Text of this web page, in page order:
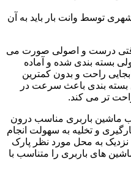
توسط وانت بار باید به آن
وقتی درست و اصولی صورت می
بسته بندی شده و آماده
راحت و بدون کمترین
بندی باعث سرعت در
تر می کند.
ماشین باربری مناسب درون
و تخلیه به سهولت انجام
نزدیک به محل مورد نظر پارک
های باربری را متناسب با